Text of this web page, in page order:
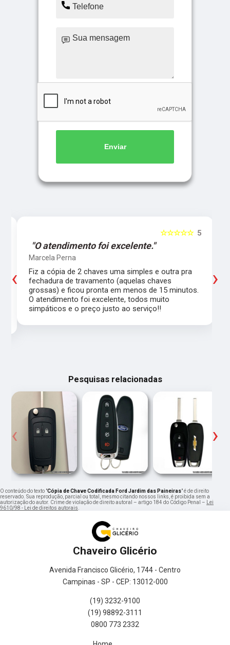
Enviar
5
☆☆☆☆☆
"O atendimento foi excelente."
Marcela Perna
Fiz a cópia de 2 chaves uma simples e outra pra
fechadura de travamento (aquelas chaves
grossas) e ficou pronta em menos de 15 minutos.
O atendimento foi excelente, todos muito
simpáticos e o preço justo ao serviço!!
‹ ›
Pesquisas relacionadas
‹ ›
O conteúdo do texto "Cópia de Chave Codificada Ford Jardim das Paineiras" é de direito
reservado. Sua reprodução, parcial ou total, mesmo citando nossos links, é proibida sem a
autorização do autor. Crime de violação de direito autoral – artigo 184 do Código Penal –
Lei
9610/98 - Lei de direitos autorais
Chaveiro Glicério
Avenida Francisco Glicério, 1744 - Centro
Campinas - SP - CEP: 13012-000
(19) 3232-9100
(19) 98892-3111
0800 773 2332